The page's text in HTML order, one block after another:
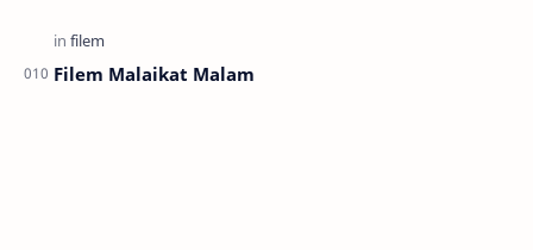
Filem Malaikat Malam